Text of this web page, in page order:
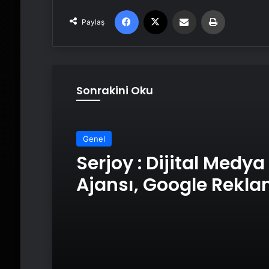
Paylaş
Facebook Email'den paylaş
Sonrakini Oku
Genel
Serjoy : Dijital Medya
Ajansı, Google